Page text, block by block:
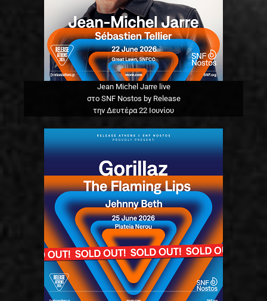
Jean Michel Jarre live
στο SNF Nostos by Release
την Δευτέρα 22 Ιουνίου